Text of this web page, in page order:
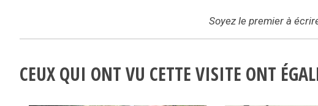
Soyez le premier à
CEUX QUI ONT VU CETTE VISITE ONT